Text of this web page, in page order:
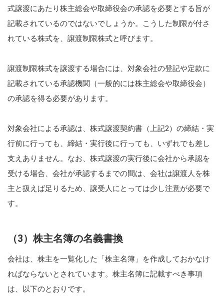
式譲渡にあたり株主総会や取締役会の承認を必要とする旨が
記載されているのではないでしょうか。こうした制限が付さ
れている株式を、譲渡制限株式と呼びます。
譲渡制限株式を譲渡する場合には、対象会社の登記や定款に
記載されている承認機関（一般的には株主総会や取締役会）
の承認を得る必要があります。
対象会社による承認は、株式譲渡契約書（上記2）の締結・実
行前に行っても、締結・実行後に行っても、いずれでも差し
支えありません。なお、株式譲渡の実行後に会社から承認を
受ける場合、会社が承認するまでの間は、会社は譲渡人を株
主と扱えば足りるため、譲受人にとっては少し注意が必要で
す。
（3）株主名簿の名義書換
会社は、株主を一覧化した「株主名簿」を作成しておかなけ
ればならないとされています。株主名簿に記載すべき事項
は、以下のとおりです。